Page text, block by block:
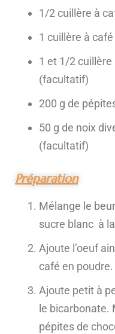
1/2 cuillère à
1 cuillère à
1 et 1/2 cuillère
(facultatif)
200 g de
50 g de noix
(facultatif)
Préparation
Mélange le
sucre blanc à
Ajoute l’oeuf
café en poudre.
Ajoute petit à
le
pépites de